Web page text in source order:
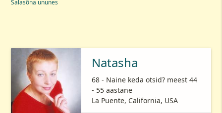
Salasõna ununes
Natasha
68 - Naine keda otsid? meest 44
- 55 aastane
La Puente, California, USA